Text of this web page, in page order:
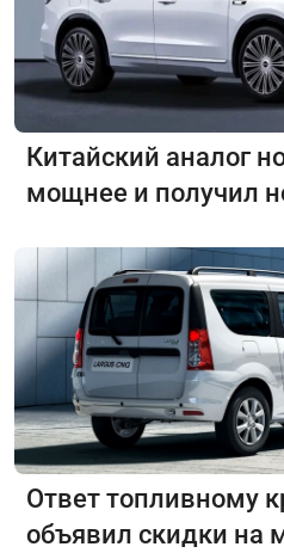
Китайский аналог
мощнее и получил
Ответ топливному
объявил скидки на